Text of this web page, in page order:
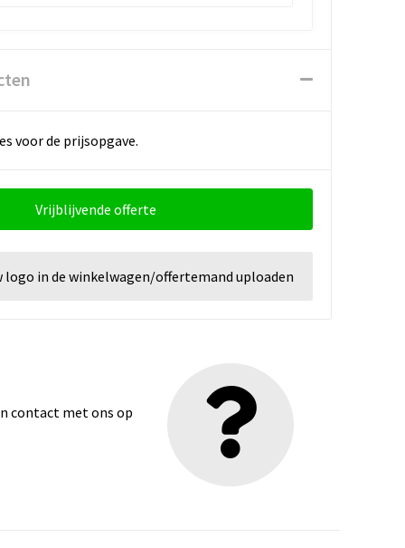
voor de prijsopgave.
Vrijblijvende offerte
logo in de winkelwagen/offertemand uploaden
contact met ons op